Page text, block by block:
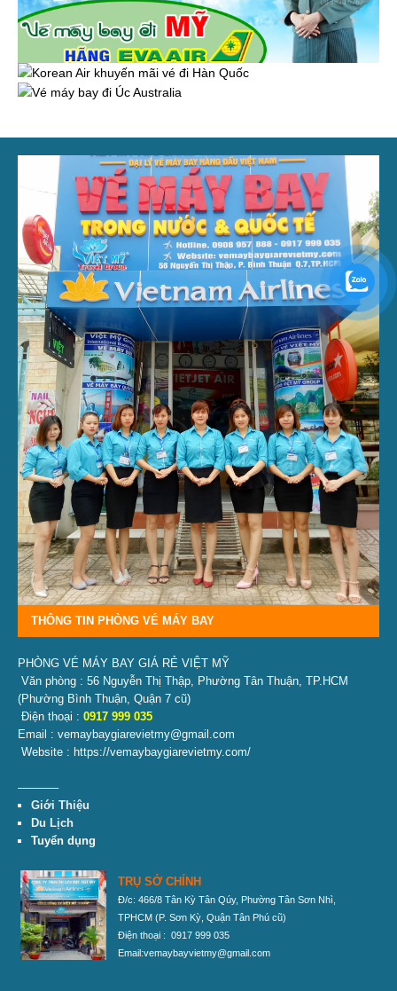
THÔNG TIN PHÒNG VÉ MÁY BAY
PHÒNG VÉ MÁY BAY GIÁ RẺ VIỆT MỸ
Văn phòng : 56 Nguyễn Thị Thập, Phường Tân Thuận, TP.HCM
(Phường Bình Thuận, Quận 7 cũ)
Điện thoại : 0917 999 035
Email : vemaybaygiarevietmy@gmail.com
Website : https://vemaybaygiarevietmy.com/
———–
Giới Thiệu
Du Lịch
Tuyển dụng
TRỤ SỞ CHÍNH
Đ/c: 466/8 Tân Kỳ Tân Qúy, Phường Tân Sơn Nhì,
TPHCM (P. Sơn Kỳ, Quận Tân Phú cũ)
Điện thoại : 0917 999 035
Email:vemaybayvietmy@gmail.com